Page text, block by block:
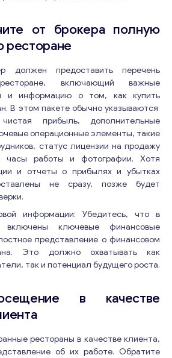
от брокера полную
ресторане
должен предоставить перечень
включающий важные
и информацию о том, как купить
В этом пакете обычно указываются
прибыль, дополнительные
операционные элементы, такие
статус лицензии на продажу
часы работы и фотографии. Хотя
и отчеты о прибылях и убытках
не сразу, позже будет
информации: Убедитесь, что в
включены ключевые финансовые
представление о финансовом
Это должно охватывать как
так и потенциал будущего роста.
в качестве
рестораны в качестве клиента,
об их работе. Обратите